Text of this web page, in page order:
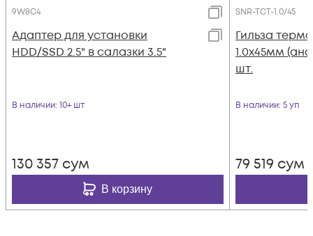
9W8C4
Адаптер для установки
HDD/SSD 2.5" в салазки 3.5"
В наличии: 10+ шт
130 357 сум
В корзину
SNR-TCT-1.0/45
Гильза
1.0х45мм
шт.
В наличии: 5 уп
79 519 сум